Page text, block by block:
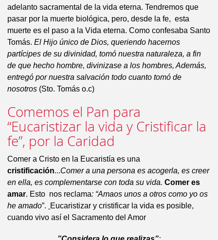
adelanto sacramental de la vida eterna. Tendremos que
pasar por la muerte biológica, pero, desde la fe, esta
muerte es el paso a la Vida eterna. Como confesaba Santo
Tomás. El Hijo único de Dios, queriendo hacernos
partícipes de su divinidad, tomó nuestra naturaleza, a fin
de que hecho hombre, divinizase a los hombres, Además,
entregó por nuestra salvación todo cuanto tomó de
nosotros (Sto. Tomás o.c)
Comemos el Pan para
“Eucaristizar la vida y Cristificar la
fe”, por la Caridad
Comer a Cristo en la Eucaristía es una
cristificación...Comer a una persona es acogerla, es creer
en ella, es complementarse con toda su vida. Comer es
amar. Esto nos reclama: “Amaos unos a otros como yo os
he amado”.
Eucaristizar y cristificar la vida es posible,
cuando vivo así el Sacramento del Amor